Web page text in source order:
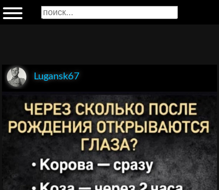
Lugansk67